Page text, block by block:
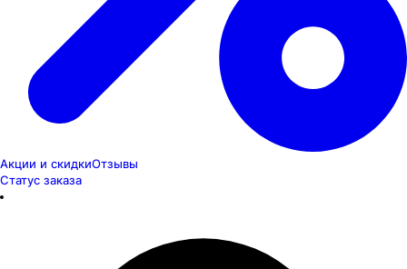
Акции и скидкиОтзывы
Статус заказа